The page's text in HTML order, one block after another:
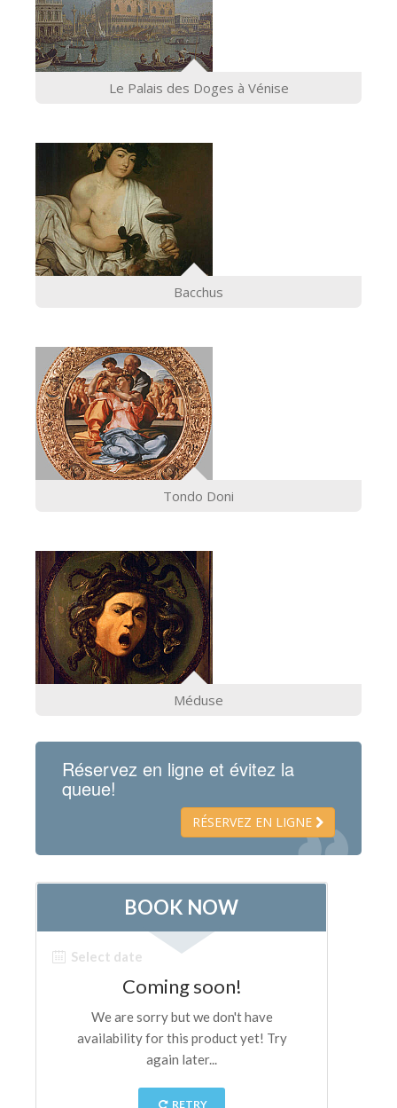
Le Palais des Doges à Vénise
Bacchus
Tondo Doni
Méduse
Réservez en ligne et évitez la
queue!
RÉSERVEZ EN LIGNE